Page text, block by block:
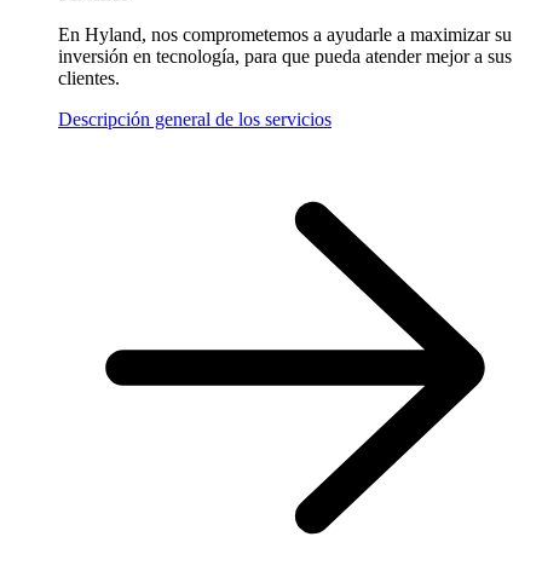
En Hyland, nos comprometemos a ayudarle a maximizar su
inversión en tecnología, para que pueda atender mejor a sus
clientes.
Descripción general de los servicios